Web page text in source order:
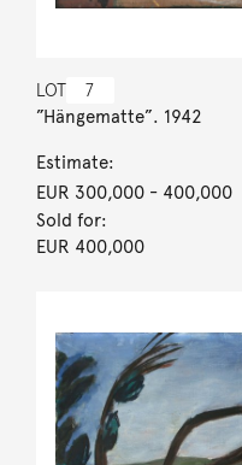
LOT 7
”Hängematte”. 1942
Estimate:
EUR 300,000- 400,000
Sold for:
EUR 400,000